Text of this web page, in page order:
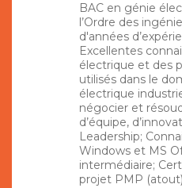
BAC en génie
l’Ordre des
d'années
Excellentes
électrique et des
utilisés dans le
électrique
négocier et
d’équipe,
Leadership;
Windows et MS
intermédiaire;
projet PMP